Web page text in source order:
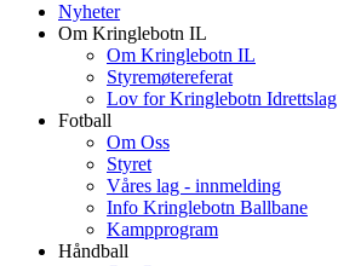
Nyheter
Om Kringlebotn IL
Om Kringlebotn IL
Styremøtereferat
Lov for Kringlebotn Idrettslag
Fotball
Om Oss
Styret
Våres lag - innmelding
Info Kringlebotn Ballbane
Kampprogram
Håndball